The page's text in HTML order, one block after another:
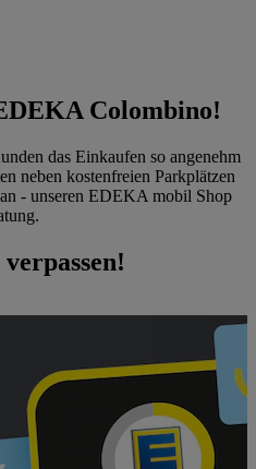
Colombino!
das Einkaufen so angenehm
neben kostenfreien Parkplätzen
- unseren EDEKA mobil Shop